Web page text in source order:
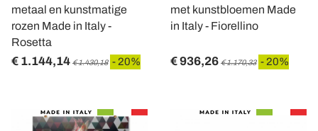
metaal en kunstmatige
rozen Made in Italy -
Rosetta
€ 1.144,14 € 1.430,18 - 20%
met kunstbloemen Made
in Italy - Fiorellino
€ 936,26 € 1.170,33 - 20%